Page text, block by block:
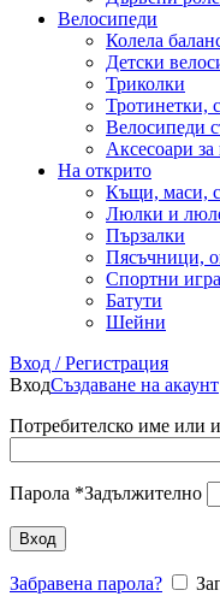
Велосипеди
Колела
Детски
Триколки
Тротинетки,
Велосипеди
Аксесоари
На открито
Къщи, маси,
Люлки и
Пързалки
Пясъчници,
Спортни
Батути
Шейни
Вход / Регистрация
ВходСъздаване на акаунт
Потребителско име или
Парола *Задължително
Вход
Забравена парола?